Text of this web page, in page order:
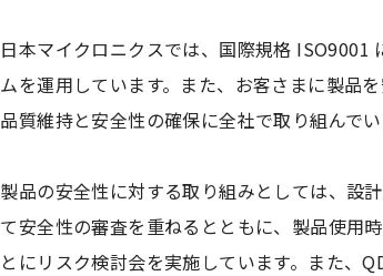
日本マイクロニクスでは、国際規格 ISO9001
ムを運用しています。また、お客さまに製品
品質維持と安全性の確保に全社で取り組んでい
製品の安全性に対する取り組みとしては、設
て安全性の審査を重ねるとともに、製品使用
とにリスク検討会を実施しています。また、